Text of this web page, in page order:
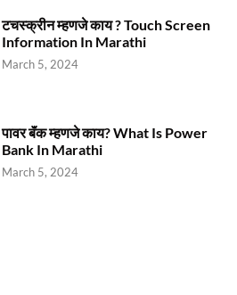
टचस्क्रीन म्हणजे काय ? Touch Screen
Information In Marathi
March 5, 2024
पावर बॅंक म्हणजे काय? What Is Power
Bank In Marathi
March 5, 2024